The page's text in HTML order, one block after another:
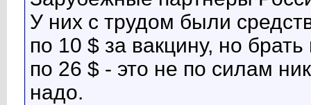
У них с трудом были
по 10 $ за вакцину, но
по 26 $ - это не по силам
надо.